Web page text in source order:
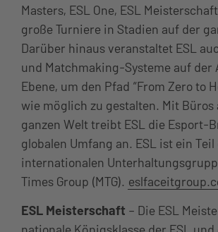
Masters, ESL One, ESL
große Turniere in Stadien auf der
Darüber hinaus veranstaltet ESL
und Matchmaking-Systeme auf der
Ebene, um den Pfad “From Zero to
wie möglich zu gestalten. Mit Büros
ganzen Welt treibt ESL die Esport-
globalen Umfang an. ESL ist ein Teil
internationalen
Times Group (MTG).
ESL Meisterschaft – Die ESL